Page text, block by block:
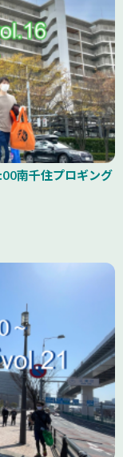
南千住プロギング